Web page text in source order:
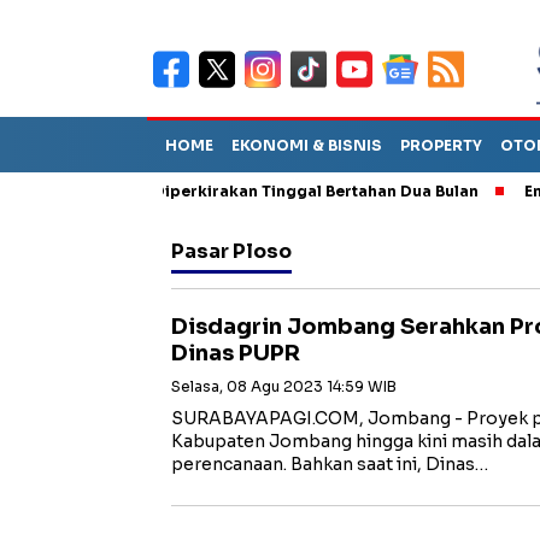
HOME EKONOMI & BISNIS PROPERTY
Sebut TPA Diperkirakan Tinggal Bertahan Dua Bulan Empat
Pasar Ploso
Disdagrin Jombang Serahkan
Dinas PUPR
Selasa, 08 Agu 2023 14:59 WIB
SURABAYAPAGI.COM, Jombang - Proyek
Kabupaten Jombang hingga kini masih
perencanaan. Bahkan saat ini, Dinas…